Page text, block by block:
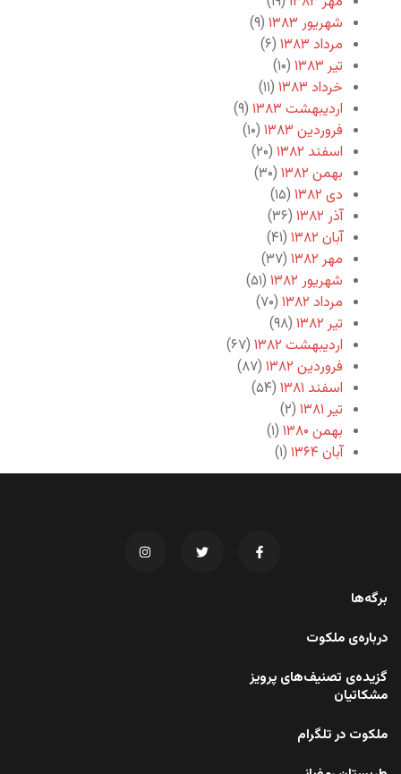
شهریور ۱۳۸۳
(۹)
مرداد ۱۳۸۳
(۶)
تیر ۱۳۸۳
(۱۰)
خرداد ۱۳۸۳
(۱۱)
اردیبهشت ۱۳۸۳
(۹)
فروردین ۱۳۸۳
(۱۰)
اسفند ۱۳۸۲
(۲۰)
بهمن ۱۳۸۲
(۳۰)
دی ۱۳۸۲
(۱۵)
آذر ۱۳۸۲
(۳۶)
آبان ۱۳۸۲
(۴۱)
مهر ۱۳۸۲
(۳۷)
شهریور ۱۳۸۲
(۵۱)
مرداد ۱۳۸۲
(۷۰)
تیر ۱۳۸۲
(۹۸)
اردیبهشت ۱۳۸۲
(۶۷)
فروردین ۱۳۸۲
(۸۷)
اسفند ۱۳۸۱
(۵۴)
تیر ۱۳۸۱
(۲)
بهمن ۱۳۸۰
(۱)
آبان ۱۳۶۴
(۱)
برگه‌ها
درباره‌ی ملکوت
گزیده‌ی تصنیف‌های پرویز
مشکاتیان
ملکوت در تلگرام